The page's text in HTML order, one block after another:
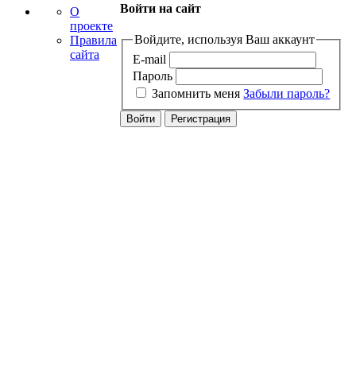
Войти на сайт
Войдите, используя Ваш аккаунт
E-mail
Пароль
Запомнить меня Забыли пароль?
О
проекте
Правила
сайта